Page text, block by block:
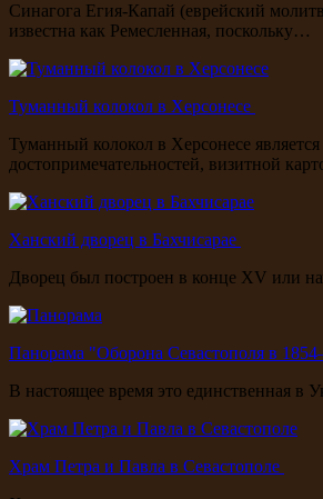
Синагога Егия-Капай (еврейский
известна как Ремесленная, поскольку…
Туманный колокол в Херсонесе
Туманный колокол в Херсонесе
достопримечательностей, визитной
Ханский дворец в Бахчисарае
Дворец был построен в конце XV или
Панорама "Оборона Севастополя в
В настоящее время это единственная в
Храм Петра и Павла в Севастополе